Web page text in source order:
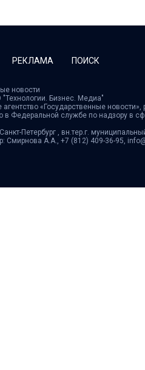
РЕКЛАМА ПОИСК
новости
Бизнес. Медиа"
«Государственные
в Федеральной службе по надзору в
Петербург , вн.тер.г.
Смирнова А.А., +7 (812) 409-36-95,